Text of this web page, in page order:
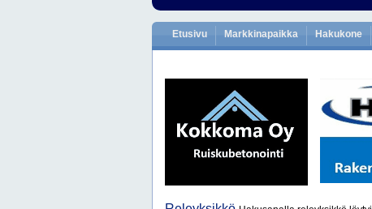
Etusivu Markkinapaikka Hakukone